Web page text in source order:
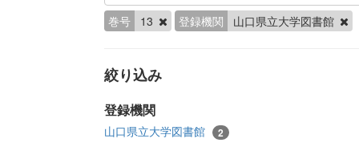
巻号 13 登録機関 山口県立大学図書館
絞り込み
登録機関
山口県立大学図書館 2